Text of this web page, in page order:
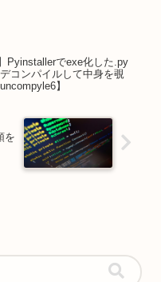
Pyinstallerでexe化した.py
コンパイルして中身を覗
】
を